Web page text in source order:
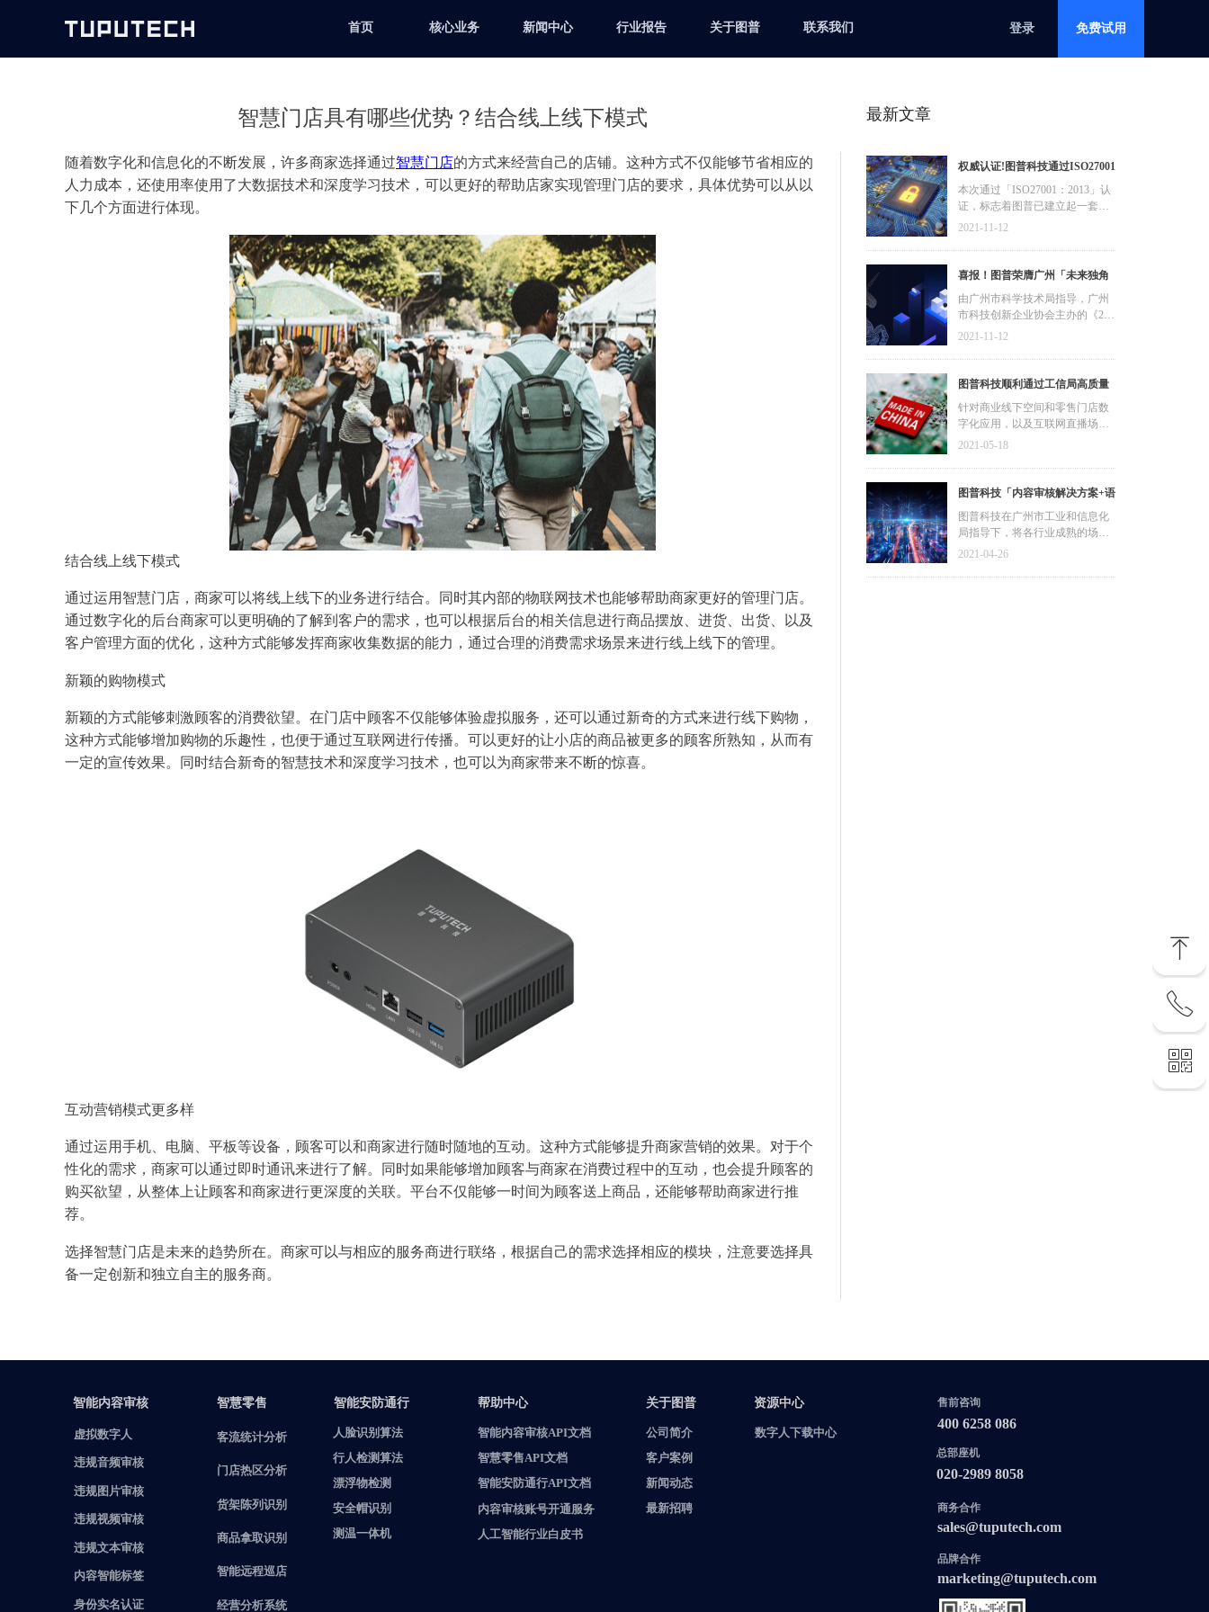
首页 核心业务 新闻中心 行业报告 关于图普 联系我们 登录 免费试用
智慧门店具有哪些优势？结合线上线下模式
权威认证!图普科技通过ISO27001
信息安全管理体系认证
本次通过「ISO27001：2013」认
证，标志着图普已建立起一套完
善、科学有效的国际化信息安全
健康、有序、可持续发展的能
力，覆盖内容审核、零售数字
2021-11-12
喜报！图普荣膺广州「未来独角
兽」「高精尖」企业
由广州市科学技术局指导，广州
市科技创新企业协会主办的《202
1年广州“独角兽”创新企业榜单》
业生态应用创新，在互联网/融媒
体内容审核、新零售数字化、AIo
科技同时入选“未来独角兽”及“高
精尖”企业。
2021-11-12
图普科技顺利通过工信局高质量
发展资金，加快推动广东省数字
化发展建设
针对商业线下空间和零售门店数
字化应用，以及互联网直播场景
的内容审核应用，均通过麒麟软
和信息化局对于国产化适配的严
苛审核要求。
2021-05-18
图普科技「内容审核解决方案+语
音识别产品」入选广州市信创产
品资源池
图普科技在广州市工业和信息化
局指导下，将各行业成熟的场景
审核解决方案进行复制推广，响
略。同时，响应在十四五规划纲
2021-04-26
最新文章
随着数字化和信息化的不断发展，许多商家选择通过智慧门店的方式来经营自己的店铺。这种方式不仅能够节省相应的
人力成本，还使用率使用了大数据技术和深度学习技术，可以更好的帮助店家实现管理门店的要求，具体优势可以从以
下几个方面进行体现。
结合线上线下模式
通过运用智慧门店，商家可以将线上线下的业务进行结合。同时其内部的物联网技术也能够帮助商家更好的管理门店。
通过数字化的后台商家可以更明确的了解到客户的需求，也可以根据后台的相关信息进行商品摆放、进货、出货、以及
客户管理方面的优化，这种方式能够发挥商家收集数据的能力，通过合理的消费需求场景来进行线上线下的管理。
新颖的购物模式
新颖的方式能够刺激顾客的消费欲望。在门店中顾客不仅能够体验虚拟服务，还可以通过新奇的方式来进行线下购物，
这种方式能够增加购物的乐趣性，也便于通过互联网进行传播。可以更好的让小店的商品被更多的顾客所熟知，从而有
一定的宣传效果。同时结合新奇的智慧技术和深度学习技术，也可以为商家带来不断的惊喜。
互动营销模式更多样
通过运用手机、电脑、平板等设备，顾客可以和商家进行随时随地的互动。这种方式能够提升商家营销的效果。对于个
性化的需求，商家可以通过即时通讯来进行了解。同时如果能够增加顾客与商家在消费过程中的互动，也会提升顾客的
购买欲望，从整体上让顾客和商家进行更深度的关联。平台不仅能够一时间为顾客送上商品，还能够帮助商家进行推
荐。
选择智慧门店是未来的趋势所在。商家可以与相应的服务商进行联络，根据自己的需求选择相应的模块，注意要选择具
备一定创新和独立自主的服务商。
虚拟数字人
违规音频审核
违规图片审核
违规视频审核
违规文本审核
内容智能标签
身份实名认证
客流统计分析
门店热区分析
货架陈列识别
商品拿取识别
智能远程巡店
经营分析系统
人脸识别算法
行人检测算法
漂浮物检测
安全帽识别
测温一体机
智能内容审核API文档
智慧零售API文档
智能安防通行API文档
内容审核账号开通服务
人工智能行业白皮书
公司简介
客户案例
新闻动态
最新招聘
智能内容审核 智慧零售 智能安防通行 帮助中心 关于图普
400 6258 086
sales@tuputech.com
售前咨询
商务合作
marketing@tuputech.com
品牌合作
020-2989 8058
总部座机
资源中心
数字人下载中心
资源中心
ꁸ
回到顶部
ꂅ
400 6258 086
ꀥ